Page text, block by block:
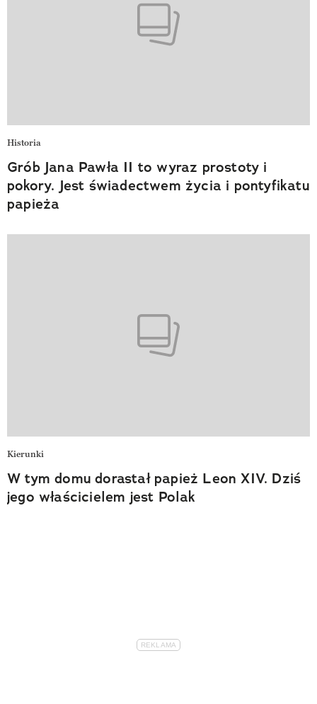
Historia
Grób Jana Pawła II to wyraz prostoty i
pokory. Jest świadectwem życia i pontyfikatu
papieża
Kierunki
W tym domu dorastał papież Leon XIV. Dziś
jego właścicielem jest Polak